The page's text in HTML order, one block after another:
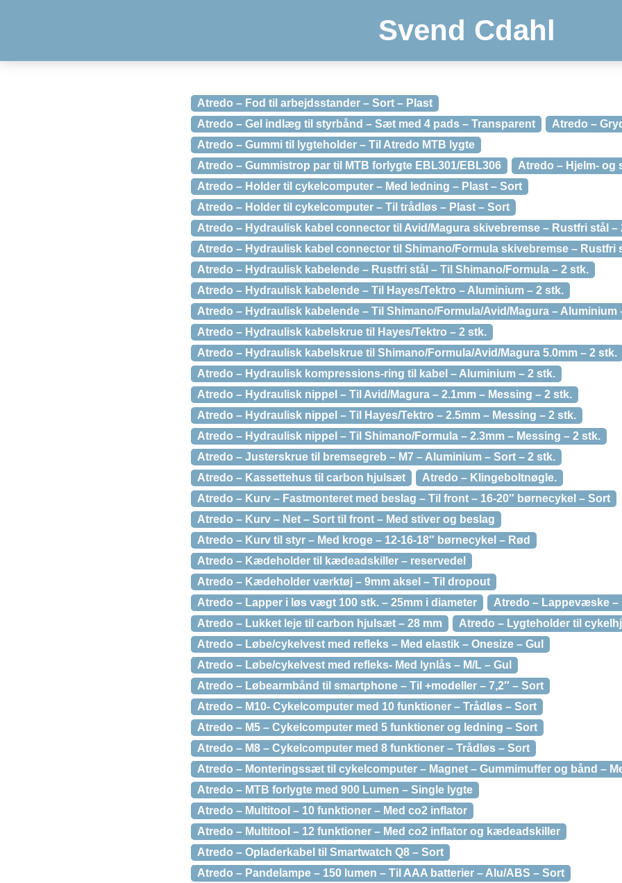
Svend Cdahl
Atredo – Fod til arbejdsstander – Sort – Plast
Atredo – Gel indlæg til styrbånd – Sæt med 4 pads – Transparent
Atredo –
Atredo – Gummi til lygteholder – Til Atredo MTB lygte
Atredo – Gummistrop par til MTB forlygte EBL301/EBL306
Atredo – Hjelm- og
Atredo – Holder til cykelcomputer – Med ledning – Plast – Sort
Atredo – Holder til cykelcomputer – Til trådløs – Plast – Sort
Atredo – Hydraulisk kabel connector til Avid/Magura skivebremse – Rustfri stål –
Atredo – Hydraulisk kabel connector til Shimano/Formula skivebremse – Rustfri
Atredo – Hydraulisk kabelende – Rustfri stål – Til Shimano/Formula – 2 stk.
Atredo – Hydraulisk kabelende – Til Hayes/Tektro – Aluminium – 2 stk.
Atredo – Hydraulisk kabelende – Til Shimano/Formula/Avid/Magura – Aluminium
Atredo – Hydraulisk kabelskrue til Hayes/Tektro – 2 stk.
Atredo – Hydraulisk kabelskrue til Shimano/Formula/Avid/Magura 5.0mm – 2 stk.
Atredo – Hydraulisk kompressions-ring til kabel – Aluminium – 2 stk.
Atredo – Hydraulisk nippel – Til Avid/Magura – 2.1mm – Messing – 2 stk.
Atredo – Hydraulisk nippel – Til Hayes/Tektro – 2.5mm – Messing – 2 stk.
Atredo – Hydraulisk nippel – Til Shimano/Formula – 2.3mm – Messing – 2 stk.
Atredo – Justerskrue til bremsegreb – M7 – Aluminium – Sort – 2 stk.
Atredo – Kassettehus til carbon hjulsæt
Atredo – Klingeboltnøgle.
Atredo – Kurv – Fastmonteret med beslag – Til front – 16-20″ børnecykel – Sort
Atredo – Kurv – Net – Sort til front – Med stiver og beslag
Atredo – Kurv til styr – Med kroge – 12-16-18″ børnecykel – Rød
Atredo – Kædeholder til kædeadskiller – reservedel
Atredo – Kædeholder værktøj – 9mm aksel – Til dropout
Atredo – Lapper i løs vægt 100 stk. – 25mm i diameter
Atredo – Lappevæske –
Atredo – Lukket leje til carbon hjulsæt – 28 mm
Atredo – Lygteholder til
Atredo – Løbe/cykelvest med refleks – Med elastik – Onesize – Gul
Atredo – Løbe/cykelvest med refleks- Med lynlås – M/L – Gul
Atredo – Løbearmbånd til smartphone – Til +modeller – 7,2″ – Sort
Atredo – M10- Cykelcomputer med 10 funktioner – Trådløs – Sort
Atredo – M5 – Cykelcomputer med 5 funktioner og ledning – Sort
Atredo – M8 – Cykelcomputer med 8 funktioner – Trådløs – Sort
Atredo – Monteringssæt til cykelcomputer – Magnet – Gummimuffer og bånd –
Atredo – MTB forlygte med 900 Lumen – Single lygte
Atredo – Multitool – 10 funktioner – Med co2 inflator
Atredo – Multitool – 12 funktioner – Med co2 inflator og kædeadskiller
Atredo – Opladerkabel til Smartwatch Q8 – Sort
Atredo – Pandelampe – 150 lumen – Til AAA batterier – Alu/ABS – Sort